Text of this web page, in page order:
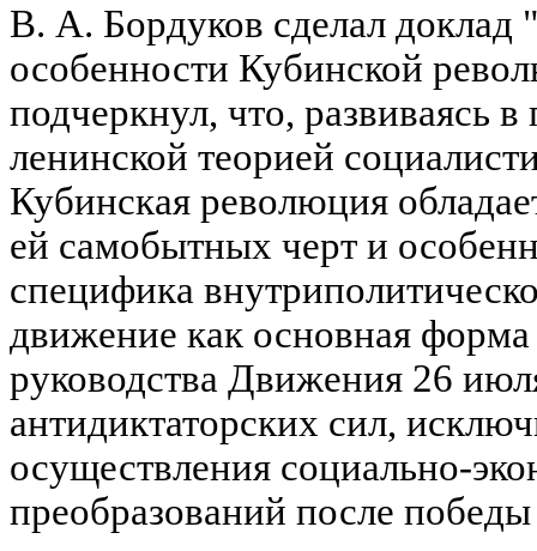
В. А. Бордуков сделал
особенности Кубинской
подчеркнул, что, развиваясь
ленинской теорией
Кубинская революция
ей самобытных черт и
специфика
движение как основная
руководства Движения 26
антидиктаторских сил,
осуществления социально-
преобразований после